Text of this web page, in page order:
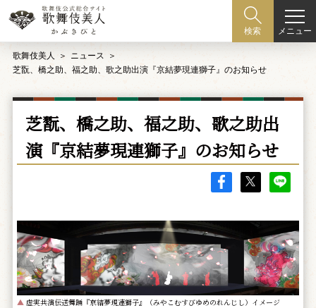
検索 メニュー
歌舞伎美人
ニュース
芝翫、橋之助、福之助、歌之助出演『京結夢現連獅子』のお知らせ
芝翫、橋之助、福之助、歌之助出
演『京結夢現連獅子』のお知らせ
▲ 虚実共演伝送舞踊『京結夢現連獅子』（みやこむすびゆめのれんじし）イメージ